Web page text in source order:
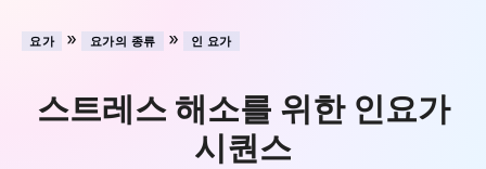
요가 » 요가의 종류 » 인 요가
스트레스 해소를 위한 인요가
시퀀스